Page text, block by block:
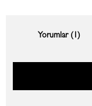
Yorumlar (1)